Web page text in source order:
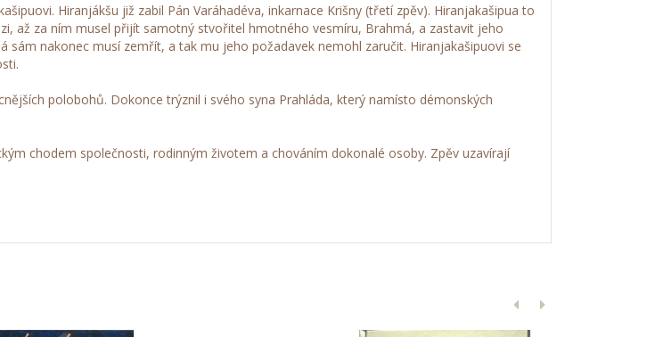
Hiranjákšu již zabil Pán Varáhadéva, inkarnace Krišny (třetí zpěv). Hiranjakašipua to
až za ním musel přijít samotný stvořitel hmotného vesmíru, Brahmá, a zastavit jeho
nakonec musí zemřít, a tak mu jeho požadavek nemohl zaručit. Hiranjakašipuovi se
polobohů. Dokonce trýznil i svého syna Prahláda, který namísto démonských
chodem společnosti, rodinným životem a chováním dokonalé osoby. Zpěv uzavírají